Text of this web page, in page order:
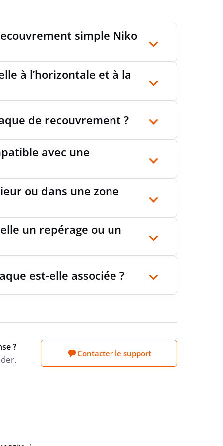
CARBON FOOTPRINT (CO2) Estimation Sonepar
simple Niko
à l’horizontale et à la
de recouvrement ?
avec une
ou dans une zone
un repérage ou un
est-elle associée ?
?
Contacter le support